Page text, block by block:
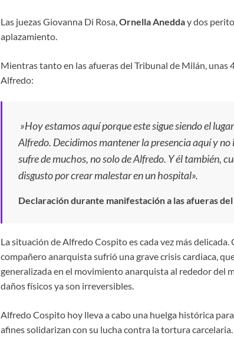
Las juezas Giovanna Di Rosa,Ornella Anedday dos
aplazamiento.
Mientras tanto en las afueras del Tribunal de Milán,
Alfredo:
»Hoy estamos aquí porque este sigue siendo el
Alfredo. Decidimos mantener la presencia aquí y
sufre de muchos, no solo de Alfredo. Y él también,
disgusto por crear malestar en un hospital».
Declaración durante manifestación a las afueras
La situación de Alfredo Cospito es cada vez más
compañero anarquista sufrió una grave crisis cardiaca,
generalizada en el movimiento anarquista al rededor del
daños físicos ya son irreversibles.
Alfredo Cospito hoy lleva a cabo una huelga histórica
afines solidarizan con su lucha contra la tortura carcelaria.